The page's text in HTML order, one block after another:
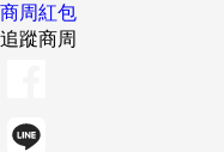
商周紅包
追蹤商周